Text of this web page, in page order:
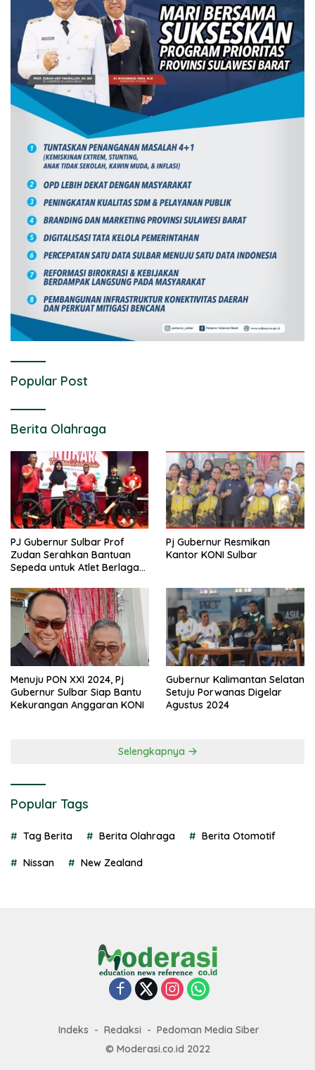
Popular Post
Berita Olahraga
PJ Gubernur Sulbar Prof
Zudan Serahkan Bantuan
Sepeda untuk Atlet Berlaga
Pj Gubernur Resmikan
Kantor KONI Sulbar
Menuju PON XXI 2024, Pj
Gubernur Sulbar Siap Bantu
Kekurangan Anggaran KONI
Gubernur Kalimantan Selatan
Setuju Porwanas Digelar
Agustus 2024
Selengkapnya
Popular Tags
Tag Berita Berita Olahraga Berita Otomotif
Nissan New Zealand
Indeks Redaksi
Pedoman Media Siber
© Moderasi.co.id 2022